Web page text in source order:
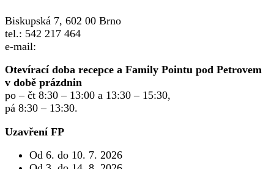
Biskupská 7, 602 00 Brno
tel.: 542 217 464
e-mail:
Otevírací doba recepce a Family Pointu pod Petrovem
v době prázdnin
po – čt 8:30 – 13:00 a 13:30 – 15:30,
pá 8:30 – 13:30.
Uzavření FP
Od 6. do 10. 7. 2026